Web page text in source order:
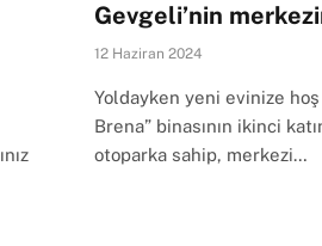
Gevgeli’nin
12 Haziran 2024
Yoldayken yeni evinize
Brena” binasının ikinci
otoparka sahip, merkezi…